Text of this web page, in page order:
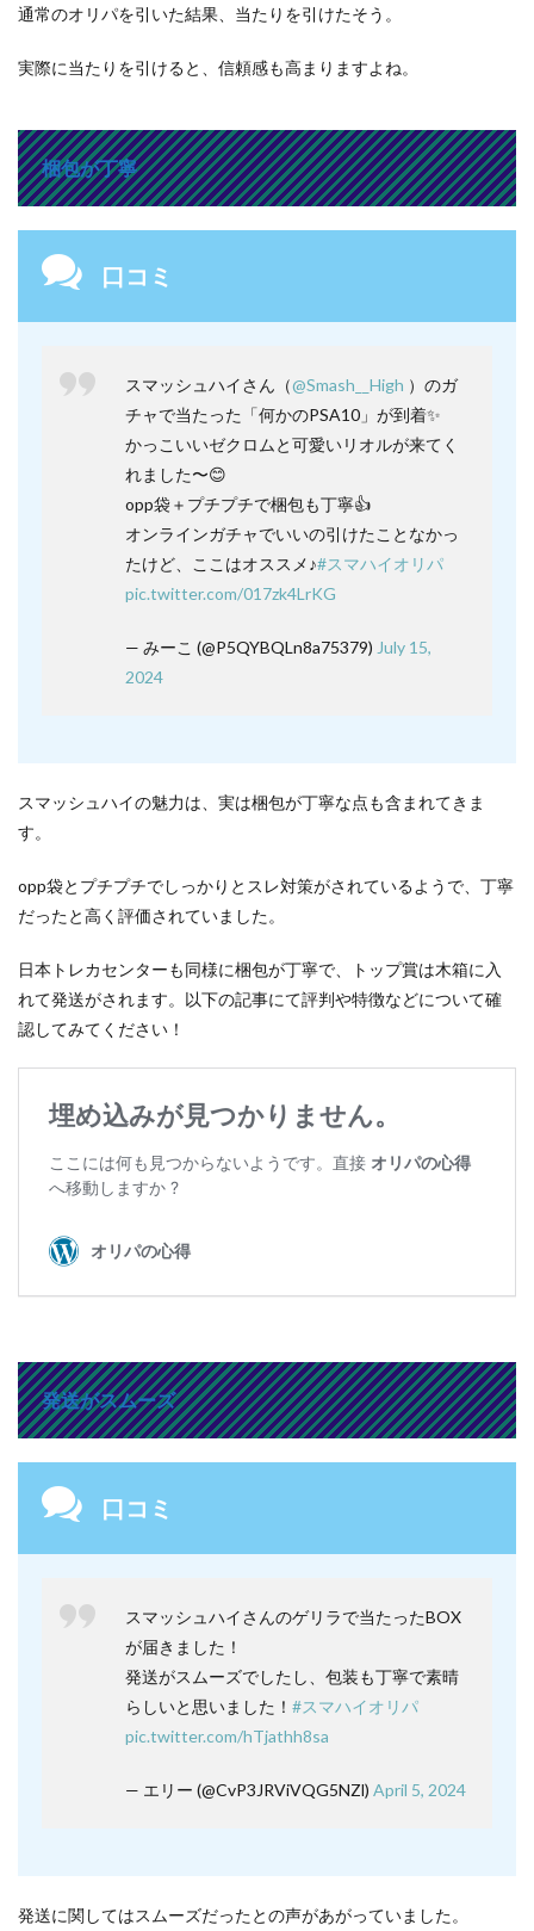
通常のオリパを引いた結果、当たりを引けたそう。
実際に当たりを引けると、信頼感も高まりますよね。
梱包が丁寧
口コミ
スマッシュハイさん（@Smash__High ）のガ
チャで当たった「何かのPSA10」が到着✨
かっこいいゼクロムと可愛いリオルが来てく
れました〜😊
opp袋＋プチプチで梱包も丁寧👍
オンラインガチャでいいの引けたことなかっ
たけど、ここはオススメ♪#スマハイオリパ
pic.twitter.com/017zk4LrKG
— みーこ (@P5QYBQLn8a75379) July 15,
2024
スマッシュハイの魅力は、実は梱包が丁寧な点も含まれてきま
す。
opp袋とプチプチでしっかりとスレ対策がされているようで、丁寧
だったと高く評価されていました。
日本トレカセンターも同様に梱包が丁寧で、トップ賞は木箱に入
れて発送がされます。以下の記事にて評判や特徴などについて確
認してみてください！
発送がスムーズ
口コミ
スマッシュハイさんのゲリラで当たったBOX
が届きました！
発送がスムーズでしたし、包装も丁寧で素晴
らしいと思いました！ #スマハイオリパ
pic.twitter.com/hTjathh8sa
— エリー (@CvP3JRViVQG5NZl) April 5, 2024
発送に関してはスムーズだったとの声があがっていました。